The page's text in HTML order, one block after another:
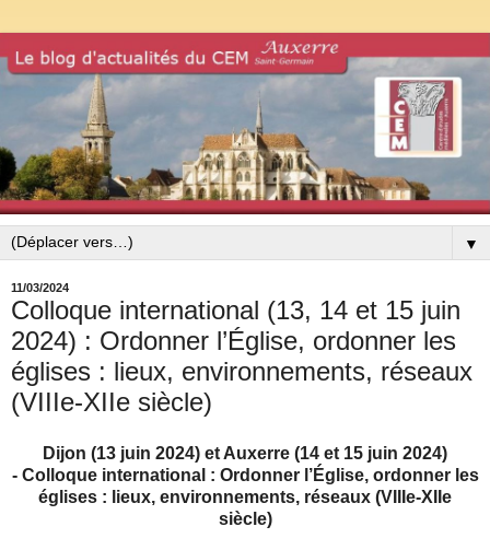
▼
11/03/2024
Colloque international (13, 14 et 15 juin
2024) : Ordonner l’Église, ordonner les
églises : lieux, environnements, réseaux
(VIIIe-XIIe siècle)
Dijon (13 juin 2024) et Auxerre (14 et 15 juin 2024)
- Colloque international : Ordonner l’Église, ordonner les
églises : lieux, environnements, réseaux (VIIIe-XIIe
siècle)